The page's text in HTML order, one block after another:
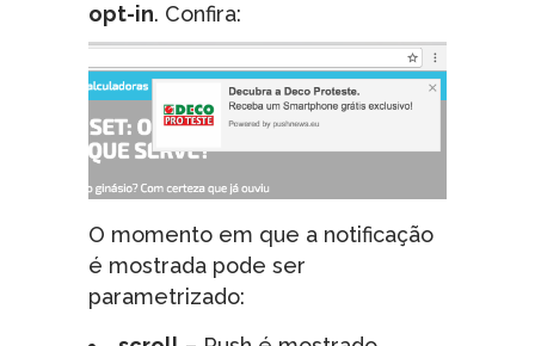
opt-in. Confira:
O momento em que a notificação
é mostrada pode ser
parametrizado: